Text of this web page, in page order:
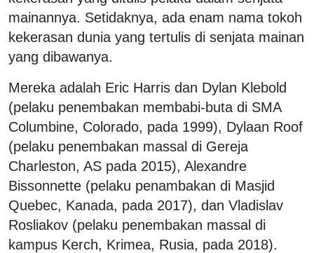
mainannya. Setidaknya, ada enam nama tokoh
kekerasan dunia yang tertulis di senjata mainan
yang dibawanya.
Mereka adalah Eric Harris dan Dylan Klebold
(pelaku penembakan membabi-buta di SMA
Columbine, Colorado, pada 1999), Dylaan Roof
(pelaku penembakan massal di Gereja
Charleston, AS pada 2015), Alexandre
Bissonnette (pelaku penambakan di Masjid
Quebec, Kanada, pada 2017), dan Vladislav
Rosliakov (pelaku penembakan massal di
kampus Kerch, Krimea, Rusia, pada 2018).